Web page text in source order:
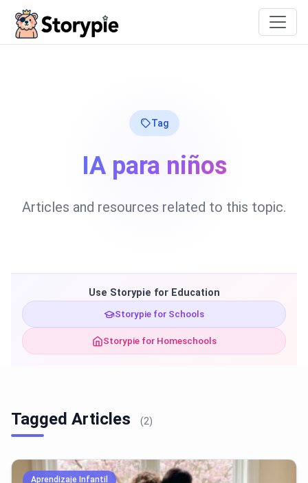
Tag
IA para niños
Articles and resources related to this topic.
Use Storypie for Education
Storypie for Schools
Storypie for Homeschools
Tagged Articles (2)
Aprendizaje Infantil